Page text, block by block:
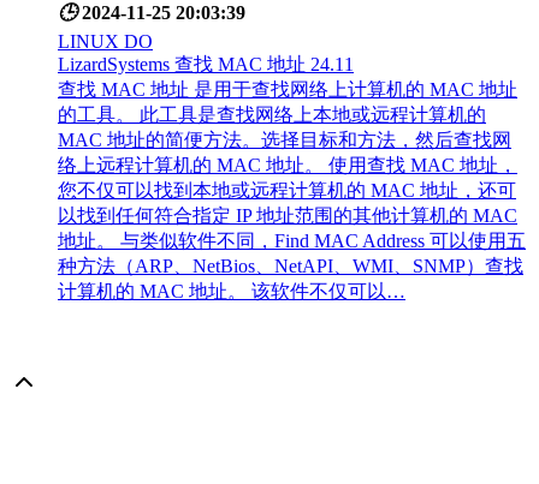
🕒 2024-11-25 20:03:39
LINUX DO
LizardSystems 查找 MAC 地址 24.11
查找 MAC 地址 是用于查找网络上计算机的 MAC 地址
的工具。 此工具是查找网络上本地或远程计算机的
MAC 地址的简便方法。选择目标和方法，然后查找网
络上远程计算机的 MAC 地址。 使用查找 MAC 地址，
您不仅可以找到本地或远程计算机的 MAC 地址，还可
以找到任何符合指定 IP 地址范围的其他计算机的 MAC
地址。 与类似软件不同，Find MAC Address 可以使用五
种方法（ARP、NetBios、NetAPI、WMI、SNMP）查找
计算机的 MAC 地址。 该软件不仅可以…